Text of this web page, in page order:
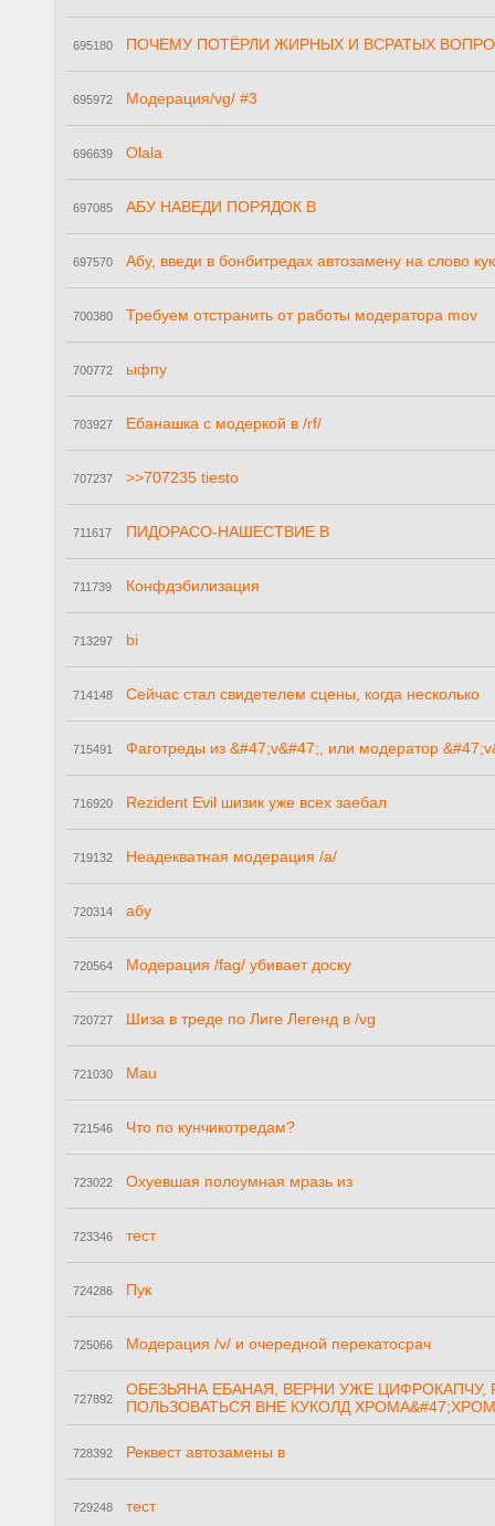
695180 ПОЧЕМУ ПОТЁРЛИ ЖИРНЫХ И ВСРАТЫХ
695972 Модерация/vg/ #3
696639 Olala
697085 АБУ НАВЕДИ ПОРЯДОК В
697570 Абу, введи в бонбитредах автозамену на слово
700380 Требуем отстранить от работы модератора mov
700772 ыфпу
703927 Ебанашка с модеркой в /rf/
707237 >>707235 tiesto
711617 ПИДОРАСО-НАШЕСТВИЕ В
711739 Конфдэбилизация
713297 bi
714148 Сейчас стал свидетелем сцены, когда несколько
715491 Фаготреды из &#47;v&#47;, или модератор
716920 Rezident Evil шизик уже всех заебал
719132 Неадекватная модерация /a/
720314 абу
720564 Модерация /fag/ убивает доску
720727 Шиза в треде по Лиге Легенд в /vg
721030 Mau
721546 Что по кунчикотредам?
723022 Охуевшая полоумная мразь из
723346 тест
724286 Пук
725066 Модерация /v/ и очередной перекатосрач
727892
ОБЕЗЬЯНА ЕБАНАЯ, ВЕРНИ УЖЕ
ПОЛЬЗОВАТЬСЯ ВНЕ КУКОЛД
728392 Реквест автозамены в
729248 тест